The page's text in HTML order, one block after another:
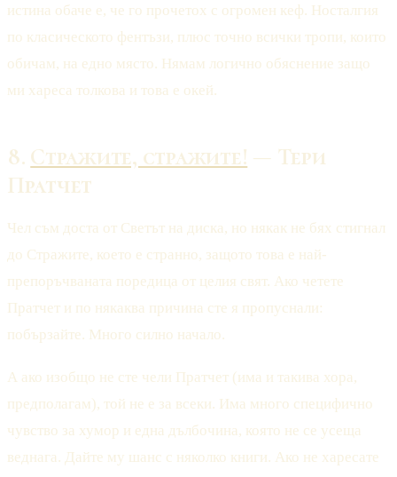
истина обаче е, че го прочетох с огромен кеф. Носталгия
по класическото фентъзи, плюс точно всички тропи, които
обичам, на едно място. Нямам логично обяснение защо
ми хареса толкова и това е окей.
8. Стражите, стражите! — Тери
Пратчет
Чел съм доста от Светът на диска, но някак не бях стигнал
до Стражите, което е странно, защото това е най-
препоръчваната поредица от целия свят. Ако четете
Пратчет и по някаква причина сте я пропуснали:
побързайте. Много силно начало.
А ако изобщо не сте чели Пратчет (има и такива хора,
предполагам), той не е за всеки. Има много специфично
чувство за хумор и една дълбочина, която не се усеща
веднага. Дайте му шанс с няколко книги. Ако не харесате